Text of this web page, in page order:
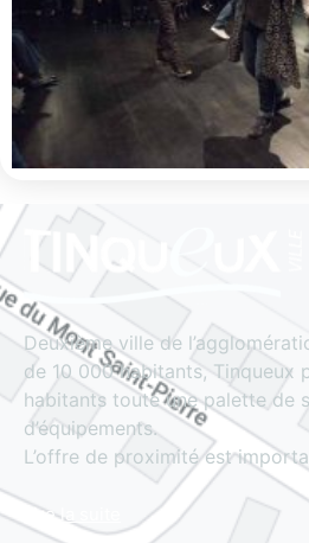
Deuxième ville de
de 10 000 habitants, Tinqueux
habitants toute une palette de
d’équipements.
L’offre de proximité est
Lire la suite